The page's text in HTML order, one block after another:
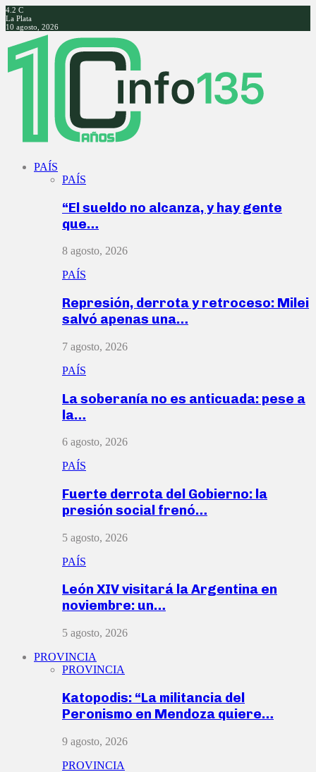
4.2 C
La Plata
10 agosto, 2026
Facebook
Twitter
Instagram
Youtube
PAÍS
PAÍS
“El sueldo no alcanza, y hay gente
que…
8 agosto, 2026
PAÍS
Represión, derrota y retroceso: Milei
salvó apenas una…
7 agosto, 2026
PAÍS
La soberanía no es anticuada: pese a
la…
6 agosto, 2026
PAÍS
Fuerte derrota del Gobierno: la
presión social frenó…
5 agosto, 2026
PAÍS
León XIV visitará la Argentina en
noviembre: un…
5 agosto, 2026
PROVINCIA
PROVINCIA
Katopodis: “La militancia del
Peronismo en Mendoza quiere…
9 agosto, 2026
PROVINCIA